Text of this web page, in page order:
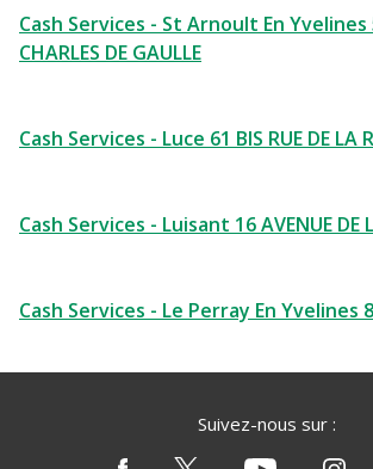
Cash Services - St Arnoult En Yvelines
CHARLES DE GAULLE
Cash Services - Luce 61 BIS RUE DE LA
Cash Services - Luisant 16 AVENUE DE
Cash Services - Le Perray En Yvelines
Suivez-nous sur :